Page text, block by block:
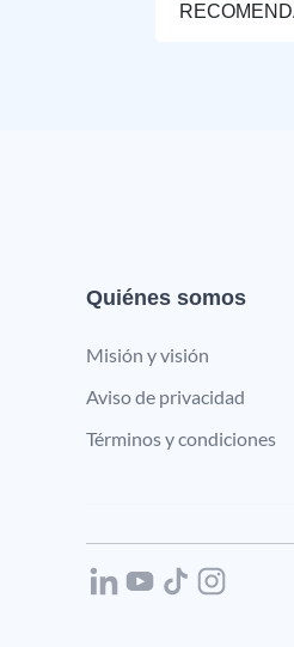
Quiénes somos
Misión y visión
Aviso de privacidad
Términos y condiciones